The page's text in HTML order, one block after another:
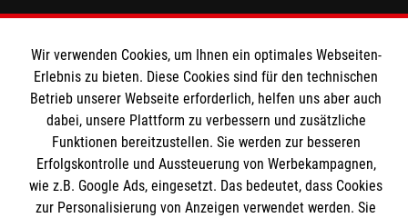
Spenden und Helfen
Angebote und Leistungen
Unsere Kurse
Mitarbeiten & Stellenangebote
Wir Malteser
Informationen
Impressum
Datenschutz
Malteser online
Wir verwenden Cookies, um Ihnen ein optimales Webseiten-
Erlebnis zu bieten. Diese Cookies sind für den technischen
Betrieb unserer Webseite erforderlich, helfen uns aber auch
dabei, unsere Plattform zu verbessern und zusätzliche
Funktionen bereitzustellen. Sie werden zur besseren
Erfolgskontrolle und Aussteuerung von Werbekampagnen,
wie z.B. Google Ads, eingesetzt. Das bedeutet, dass Cookies
zur Personalisierung von Anzeigen verwendet werden. Sie